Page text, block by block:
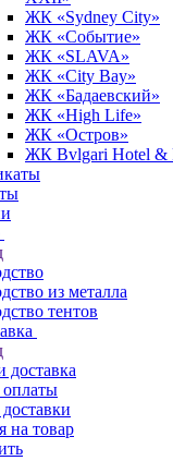
ЖК «Sydney City»
ЖК «Событие»
ЖК «SLAVA»
ЖК «City Bay»
ЖК «Бадаевский»
ЖК «High Life»
ЖК «Остров»
ЖК Bvlgari Hotel &
из металла
тентов
доставка
оплаты
на товар